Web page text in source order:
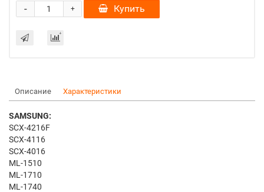
+
- Купить
Описание Характеристики
SAMSUNG:
SCX-4216F
SCX-4116
SCX-4016
ML-1510
ML-1710
ML-1740